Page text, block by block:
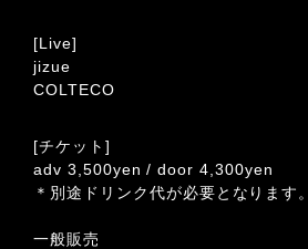
[Live]
jizue
COLTECO
[チケット]
adv 3,500yen / door 4,300yen
＊別途ドリンク代が必要となります。
一般販売